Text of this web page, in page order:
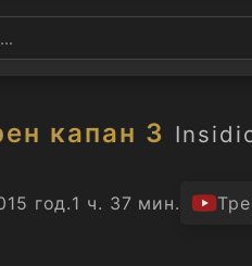
капан 3
год.1 ч. 37 мин.